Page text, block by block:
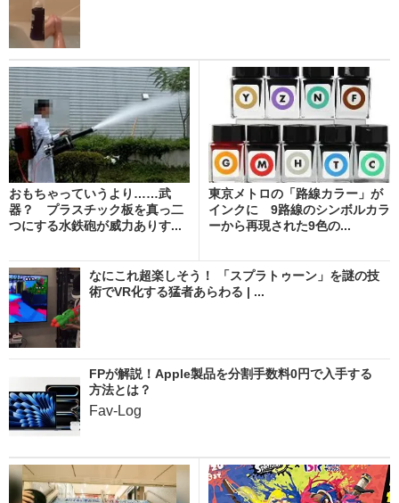
おもちゃっていうより……武
器？ プラスチック板を真っ二
つにする水鉄砲が威力ありす...
東京メトロの「路線カラー」が
インクに 9路線のシンボルカラ
ーから再現された9色の...
なにこれ超楽しそう！ 「スプラトゥーン」を謎の技
術でVR化する猛者あらわる | ...
FPが解説！Apple製品を分割手数料0円で入手する
方法とは？
Fav-Log